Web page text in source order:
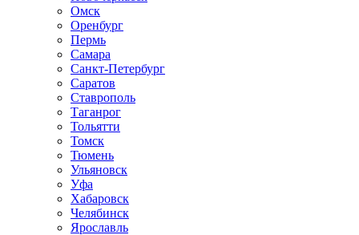
Омск
Оренбург
Пермь
Самара
Санкт-Петербург
Саратов
Ставрополь
Таганрог
Тольятти
Томск
Тюмень
Ульяновск
Уфа
Хабаровск
Челябинск
Ярославль